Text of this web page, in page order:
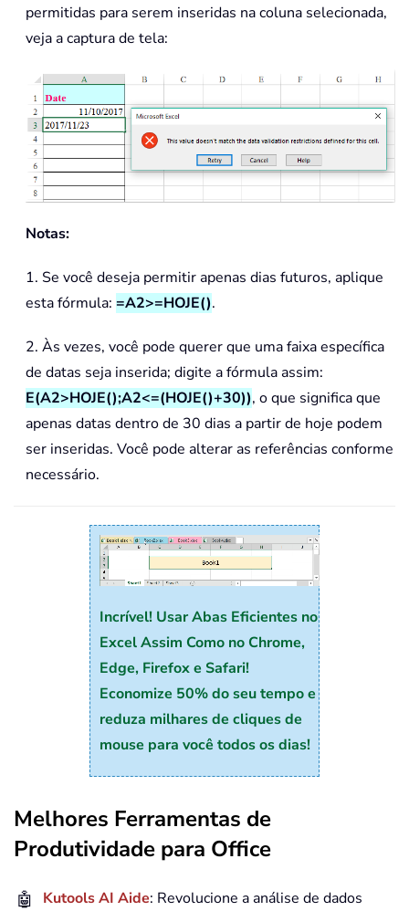
permitidas para serem inseridas na coluna selecionada,
veja a captura de tela:
Notas:
1. Se você deseja permitir apenas dias futuros, aplique
esta fórmula: =A2>=HOJE().
2. Às vezes, você pode querer que uma faixa específica
de datas seja inserida; digite a fórmula assim:
E(A2>HOJE();A2<=(HOJE()+30)), o que significa que
apenas datas dentro de 30 dias a partir de hoje podem
ser inseridas. Você pode alterar as referências conforme
necessário.
Incrível! Usar Abas Eficientes no
Excel Assim Como no Chrome,
Edge, Firefox e Safari!
Economize 50% do seu tempo e
reduza milhares de cliques de
mouse para você todos os dias!
Melhores Ferramentas de
Produtividade para Office
🤖 Kutools AI Aide: Revolucione a análise de dados